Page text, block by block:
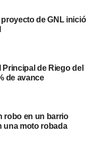
de GNL inició
Principal de Riego del
de avance
robo en un barrio
una moto robada